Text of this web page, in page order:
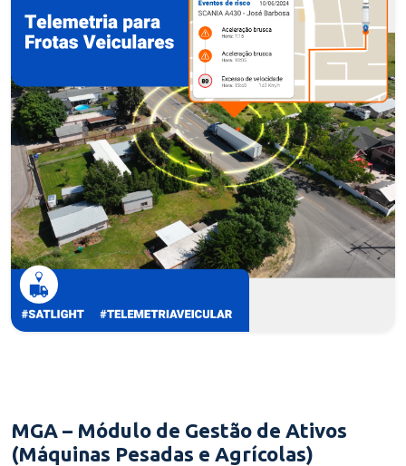
MGA – Módulo de Gestão de Ativos
(Máquinas Pesadas e Agrícolas)